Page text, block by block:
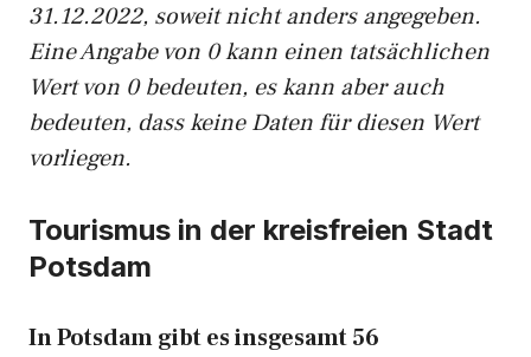
31.12.2022, soweit nicht anders angegeben.
Eine Angabe von 0 kann einen tatsächlichen
Wert von 0 bedeuten, es kann aber auch
bedeuten, dass keine Daten für diesen Wert
vorliegen.
Tourismus in der kreisfreien Stadt
Potsdam
In Potsdam gibt es insgesamt 56